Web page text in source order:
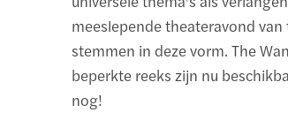
meeslepende theateravond
stemmen in deze vorm. The
beperkte reeks zijn nu
nog!